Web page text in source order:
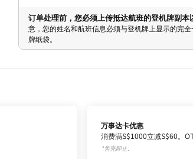
订单处理前，您必须上传抵达航班的登机牌副本
意，您的姓名和航班信息必须与登机牌上显示的完
牌纸袋。
万事达卡优惠
消费满S$1000立减S$60。
*售完即止.